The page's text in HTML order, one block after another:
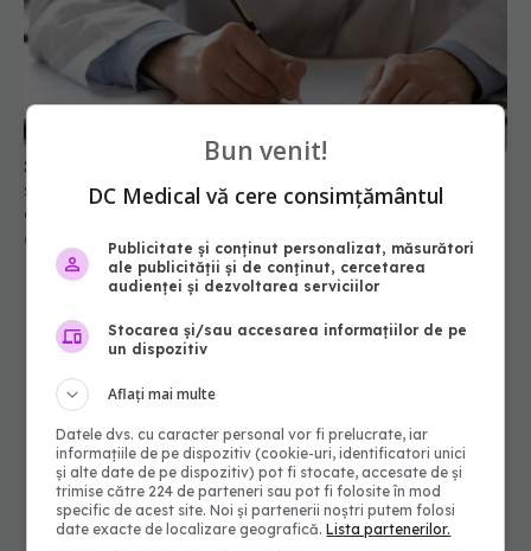
Schimbare majoră la examenul de medic
specialist din 2026. Toți candidații vor avea
aceleași subiecte
Bun venit!
DC Medical vă cere consimțământul
Publicitate și conținut personalizat, măsurători
ale publicității și de conținut, cercetarea
audienței și dezvoltarea serviciilor
Stocarea și/sau accesarea informațiilor de pe
un dispozitiv
Aflați mai multe
Datele dvs. cu caracter personal vor fi prelucrate, iar
informațiile de pe dispozitiv (cookie-uri, identificatori unici
și alte date de pe dispozitiv) pot fi stocate, accesate de și
trimise către 224 de parteneri sau pot fi folosite în mod
specific de acest site. Noi și partenerii noștri putem folosi
date exacte de localizare geografică.Lista partenerilor.